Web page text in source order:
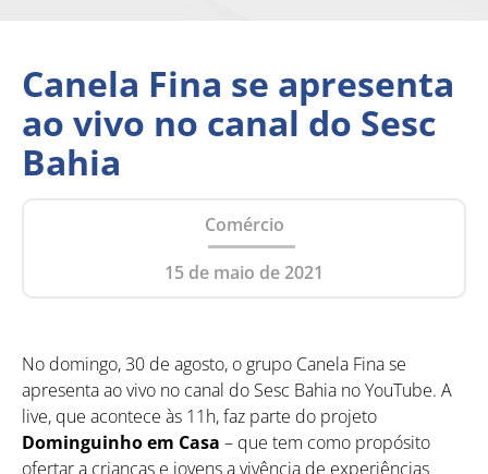
Canela Fina se apresenta
ao vivo no canal do Sesc
Bahia
Comércio
15 de maio de 2021
No domingo,30 de agosto, o grupo Canela Fina se
apresenta ao vivo no canal do Sesc Bahia no YouTube. A
live, que acontece às 11h, faz parte do projeto
Dominguinho em Casa – que tem como propósito
ofertar a crianças e jovens a vivência de experiências